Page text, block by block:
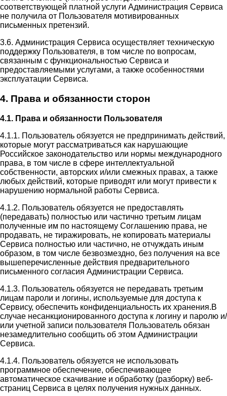
соответствующей платной услуги Администрация Сервиса
не получила от Пользователя мотивированных
письменных претензий.
3.6. Администрация Сервиса осуществляет техническую
поддержку Пользователя, в том числе по вопросам,
связанным с функциональностью Сервиса и
предоставляемыми услугами, а также особенностями
эксплуатации Сервиса.
4. Права и обязанности сторон
4.1. Права и обязанности Пользователя
4.1.1. Пользователь обязуется не предпринимать действий,
которые могут рассматриваться как нарушающие
Российское законодательство или нормы международного
права, в том числе в сфере интеллектуальной
собственности, авторских и/или смежных правах, а также
любых действий, которые приводят или могут привести к
нарушению нормальной работы Сервиса.
4.1.2. Пользователь обязуется не предоставлять
(передавать) полностью или частично третьим лицам
полученные им по настоящему Соглашению права, не
продавать, не тиражировать, не копировать материалы
Сервиса полностью или частично, не отчуждать иным
образом, в том числе безвозмездно, без получения на все
вышеперечисленные действия предварительного
письменного согласия Администрации Сервиса.
4.1.3. Пользователь обязуется не передавать третьим
лицам пароли и логины, используемые для доступа к
Сервису, обеспечить конфиденциальность их хранения.В
случае несанкционированного доступа к логину и паролю и/
или учетной записи пользователя Пользователь обязан
незамедлительно сообщить об этом Администрации
Сервиса.
4.1.4. Пользователь обязуется не использовать
программное обеспечение, обеспечивающее
автоматическое скачивание и обработку (разборку) веб-
страниц Сервиса в целях получения нужных данных.